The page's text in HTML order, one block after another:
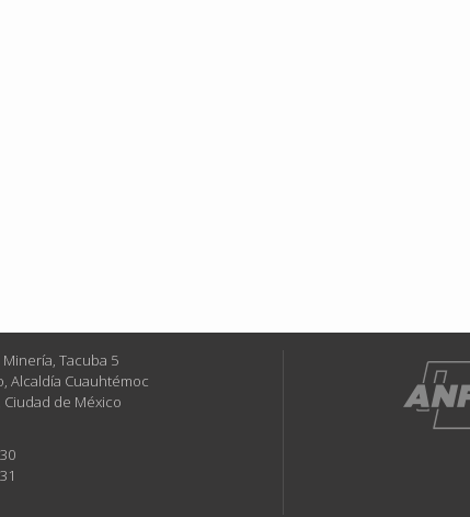
Tacuba 5
Alcaldía Cuauhtémoc
Ciudad de México